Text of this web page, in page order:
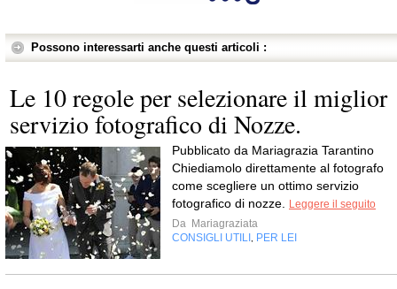
Possono interessarti anche questi articoli :
Le 10 regole per selezionare il miglior
servizio fotografico di Nozze.
Pubblicato da Mariagrazia Tarantino
Chiediamolo direttamente al fotografo
come scegliere un ottimo servizio
fotografico di nozze.
Leggere il seguito
Da Mariagraziata
CONSIGLI UTILI
PER LEI